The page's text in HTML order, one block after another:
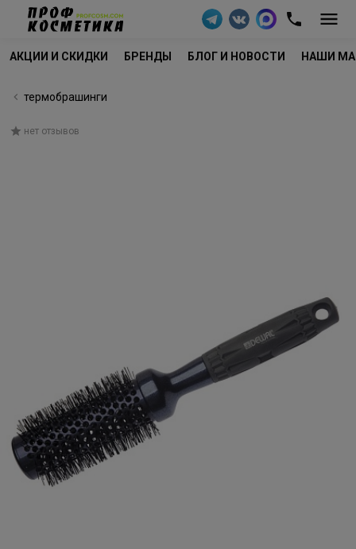
АКЦИИ И СКИДКИ БРЕНДЫ БЛОГ И НОВОСТИ НАШИ
термобрашинги
нет отзывов